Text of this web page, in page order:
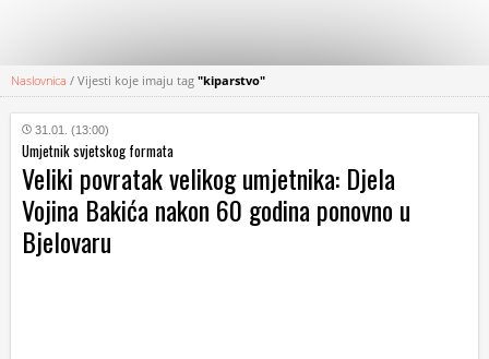
KATEGORIJE
HRVATSKI
WEB
Naslovnica / Vijesti koje imaju tag "kiparstvo"
31.01. (13:00)
Umjetnik svjetskog formata
Veliki povratak velikog umjetnika: Djela
Vojina Bakića nakon 60 godina ponovno u
Bjelovaru